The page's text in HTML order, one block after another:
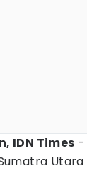
IDN Times -
Utara